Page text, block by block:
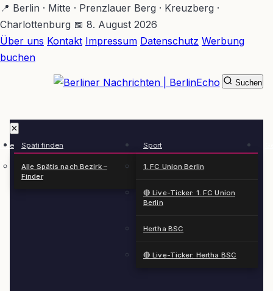
Zum
Hauptinhalt
springen
📍 Berlin · Mitte · Prenzlauer Berg · Kreuzberg ·
Charlottenburg 📅 8. August 2026
Über uns Kontakt Impressum Datenschutz Werbung
buchen
✕
Späti finden
Alle Spätis nach Bezirk –
Finder
Sport
1. FC Union Berlin
🔴 Live-Ticker: 1. FC Union
Berlin
Hertha BSC
🔴 Live-Ticker: Hertha BSC
Suchen